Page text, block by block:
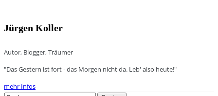
Jürgen Koller
Autor, Blogger, Träumer
"Das Gestern ist fort - das Morgen nicht da. Leb' also heute!"
mehr Infos